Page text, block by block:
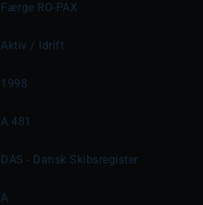
Færge RO-PAX
Aktiv / Idrift
1998
A 481
DAS - Dansk Skibsregister
A